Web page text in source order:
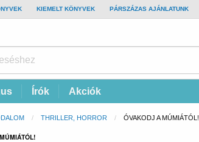
KIEMELT KÖNYVEK PÁRSZÁZAS AJÁNLATUNK
Írók Akciók
THRILLER, HORROR CURRENT:
ÓVAKODJ A MÚMIÁTÓL!